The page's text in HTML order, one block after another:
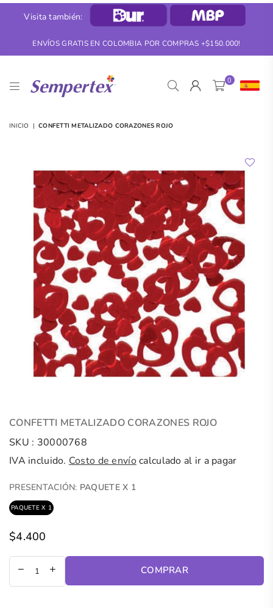
Visita también:
ENVÍOS GRATIS EN COLOMBIA POR COMPRAS +$150.000!
SEMPERTEX
0
INICIO | CONFETTI METALIZADO CORAZONES ROJO
CONFETTI METALIZADO CORAZONES ROJO
SKU : 30000768
IVA incluido. Costo de envíocalculado al ir a pagar
PRESENTACIÓN: PAQUETE X 1
PAQUETE X 1
Precio
regular
$4.400
COMPRAR